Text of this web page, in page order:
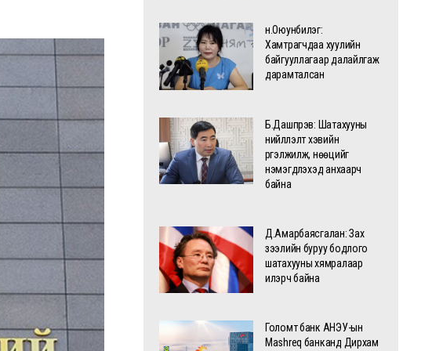
н.Оюунбилэг:
Хамтрагчдаа хуулийн
байгууллагаар далайлгаж
дарамталсан
Б.Дашпүрэв: Шатахууны
нийлүүлэлт хэвийн
үргэлжилж, нөөцийг
нэмэгдүүлэхэд анхаарч
байна
Д.Амарбаясгалан: Зах
зээлийн буруу бодлого
шатахууны хямралаар
илэрч байна
Голомт банк АНЭУ-ын
Mashreq банканд Дирхам